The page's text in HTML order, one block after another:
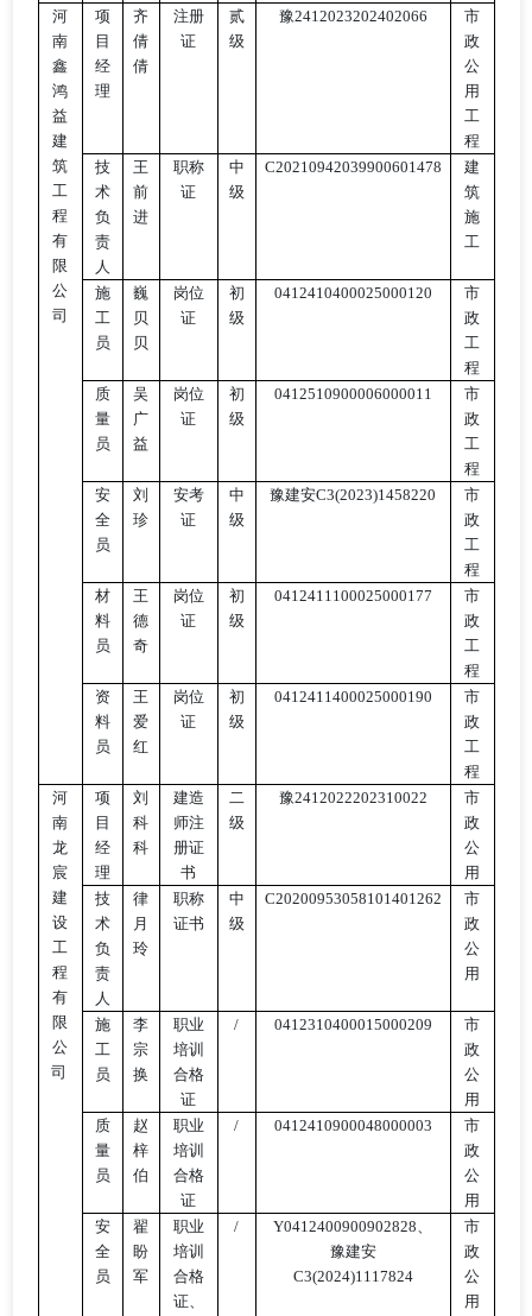
河
南
鑫
鸿
益
建
筑
工
程
有
限
公
司
项
目
经
理
齐
倩
倩
注册
证
贰
级
豫2412023202402066
市
政
公
用
工
程
技
术
负
责
人
王
前
进
职称
证
中
级
C20210942039900601478
建
筑
施
工
施
工
员
巍
贝
贝
岗位
证
初
级
0412410400025000120
市
政
工
程
质
量
员
吴
广
益
岗位
证
初
级
0412510900006000011
市
政
工
程
安
全
员
刘
珍
安考
证
中
级
豫建安C3(2023)1458220
市
政
工
程
材
料
员
王
德
奇
岗位
证
初
级
0412411100025000177
市
政
工
程
资
料
员
王
爱
红
岗位
证
初
级
0412411400025000190
市
政
工
程
河
南
龙
宸
建
设
工
程
有
限
公
司
项
目
经
理
刘
科
科
建造
师注
册证
书
二
级
豫2412022202310022
市
政
公
用
技
术
负
责
人
律
月
玲
职称
证书
中
级
C20200953058101401262
市
政
公
用
施
工
员
李
宗
换
职业
培训
合格
证
/ 0412310400015000209
市
政
公
用
质
量
员
赵
梓
伯
职业
培训
合格
证
/ 0412410900048000003
市
政
公
用
安
全
员
翟
盼
军
职业
培训
合格
证、
/
Y0412400900902828、
豫建安
C3(2024)1117824
市
政
公
用